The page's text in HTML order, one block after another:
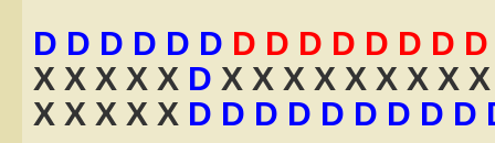
D D D D D D D D D D D D D
X X X X X D X X X X X X X X
X X X X X D D D D D D D D D